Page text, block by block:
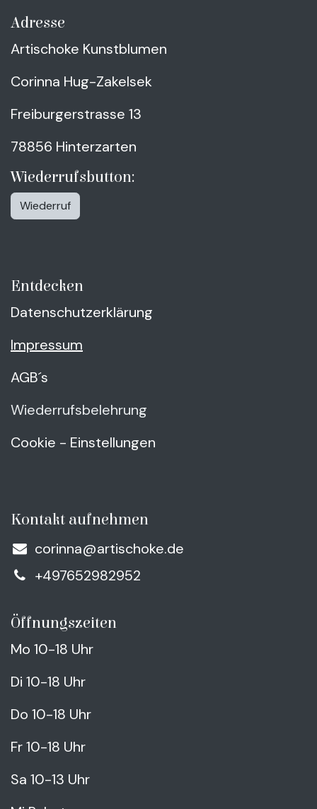
Adresse
Artischoke Kunstblumen
Corinna Hug-Zakelsek
Freiburgerstrasse 13
78856 Hinterzarten
Wiederrufsbutton:
Wiederruf
Entdecken
Datenschutzerklärung
Impressum
AGB´s
Wiederrufsbelehrung
Cookie - Einstellungen
Kontakt aufnehmen
corinna@artischoke.de
+497652982952
Öffnungszeiten
Mo 10-18 Uhr
Di 10-18 Uhr
Do 10-18 Uhr
Fr 10-18 Uhr
Sa 10-13 Uhr